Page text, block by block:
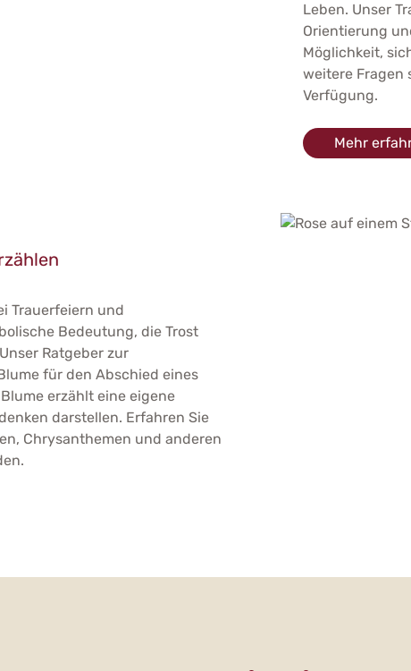
Leben. Unser
Orientierung
Möglichkeit,
weitere Fragen
Verfügung.
Mehr
Trauerfeiern und
Bedeutung, die Trost
Ratgeber zur
für den Abschied eines
erzählt eine eigene
darstellen. Erfahren Sie
Chrysanthemen und anderen